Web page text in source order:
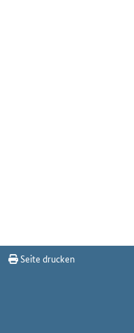
Seite drucken